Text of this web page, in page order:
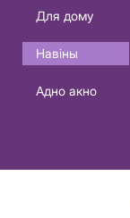
Основная
навигация
BE
Для дому
Навіны
Адно акно